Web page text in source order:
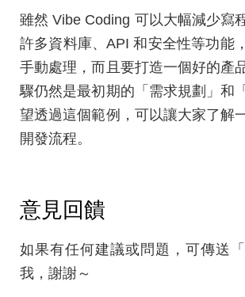
雖然 Vibe Coding 可以大幅減少寫
許多資料庫、API 和安全性等功能
手動處理，而且要打造一個好的產
驟仍然是最初期的「需求規劃」和
望透過這個範例，可以讓大家了解
開發流程。
意見回饋
如果有任何建議或問題，可傳送「
我，謝謝～